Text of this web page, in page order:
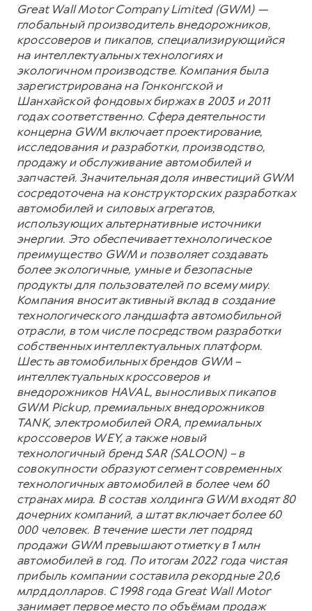
Great Wall Motor Company Limited (GWM) —
глобальный производитель внедорожников,
кроссоверов и пикапов, специализирующийся
на интеллектуальных технологиях и
экологичном производстве. Компания была
зарегистрирована на Гонконгской и
Шанхайской фондовых биржах в 2003 и 2011
годах соответственно. Сфера деятельности
концерна GWM включает проектирование,
исследования и разработки, производство,
продажу и обслуживание автомобилей и
запчастей. Значительная доля инвестиций GWM
сосредоточена на конструкторских разработках
автомобилей и силовых агрегатов,
использующих альтернативные источники
энергии. Это обеспечивает технологическое
преимущество GWM и позволяет создавать
более экологичные, умные и безопасные
продукты для пользователей по всему миру.
Компания вносит активный вклад в создание
технологического ландшафта автомобильной
отрасли, в том числе посредством разработки
собственных интеллектуальных платформ.
Шесть автомобильных брендов GWM –
интеллектуальных кроссоверов и
внедорожников HAVAL, выносливых пикапов
GWM Pickup, премиальных внедорожников
TANK, электромобилей ORA, премиальных
кроссоверов WEY, а также новый
технологичный бренд SAR (SALOON) – в
совокупности образуют сегмент современных
технологичных автомобилей в более чем 60
странах мира. В состав холдинга GWM входят 80
дочерних компаний, а штат включает более 60
000 человек. В течение шести лет подряд
продажи GWM превышают отметку в 1 млн
автомобилей в год. По итогам 2022 года чистая
прибыль компании составила рекордные 20,6
млрд долларов. С 1998 года Great Wall Motor
занимает первое место по объёмам продаж